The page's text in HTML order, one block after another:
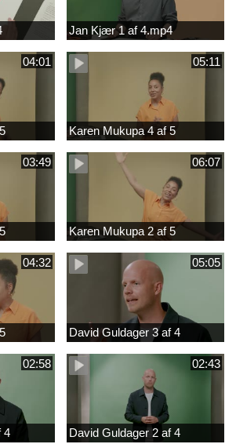
Jan Kjær 1 af 4.mp4
04:01 05:11
Karen Mukupa 4 af 5
03:49 06:07
Karen Mukupa 2 af 5
04:32 05:05
David Guldager 3 af 4
02:58
4
02:43
David Guldager 2 af 4